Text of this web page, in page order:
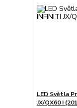
LED Světla
JX/QX60 I